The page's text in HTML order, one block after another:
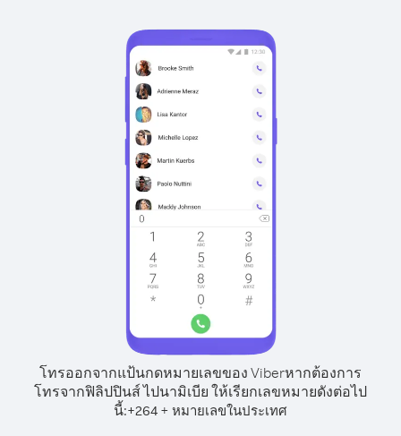
โทรออกจากแป้นกดหมายเลขของ Viberหากต้องการ
โทรจากฟิลิปปินส์ ไปนามิเบีย ให้เรียกเลขหมายดังต่อไป
นี้:+264 + หมายเลขในประเทศ